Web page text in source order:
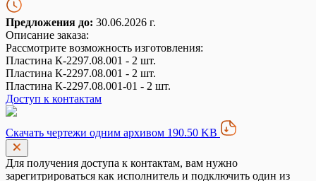
Предложения до: 30.06.2026 г.
Описание заказа:
Рассмотрите возможность изготовления:
Пластина К-2297.08.001 - 2 шт.
Пластина К-2297.08.001 - 2 шт.
Пластина К-2297.08.001-01 - 2 шт.
Доступ к контактам
Скачать чертежи одним архивом 190.50 KB
Для получения доступа к контактам, вам нужно
зарегитрироваться как исполнитель и подключить один из